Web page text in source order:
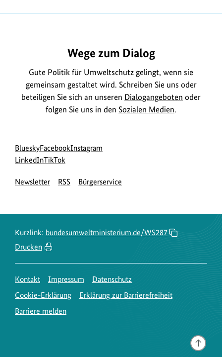
Wege zum Dialog
Gute Politik für Umweltschutz gelingt, wenn sie
gemeinsam gestaltet wird. Schreiben Sie uns oder
beteiligen Sie sich an unseren Dialogangeboten oder
folgen Sie uns in den Sozialen Medien.
Social
Media
Blueskyzur
Bluesky-
des
Facebookzur
des
Instagram
des
LinkedInzur
Seite
zur
Seite
TikTok
Newsletter RSS Bürgerservice
Kurzlink: bundesumweltministerium.de/WS287
Drucken
Kontakt Impressum
Datenschutz
Cookie-Erklärung
Erklärung zur Barrierefreiheit
Barriere melden
Gehe
nach